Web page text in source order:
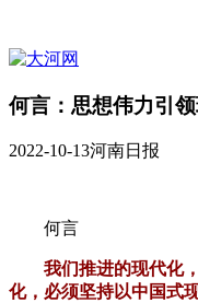
何言：思想伟力引
2022-10-13河南日报
何言
我们推进的现代化
化，必须坚持以中国式